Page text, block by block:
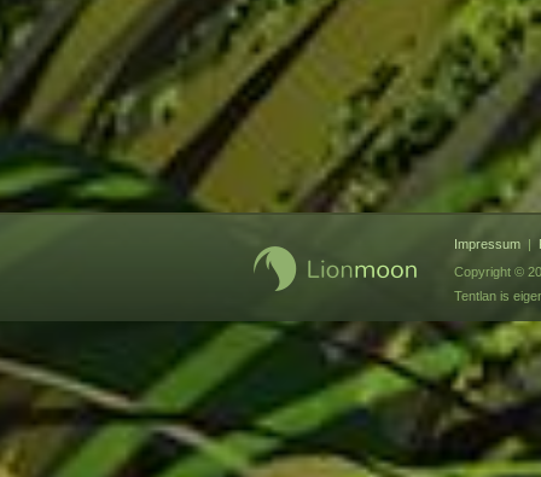
Impressum |
Copyright ©
Tentlan is